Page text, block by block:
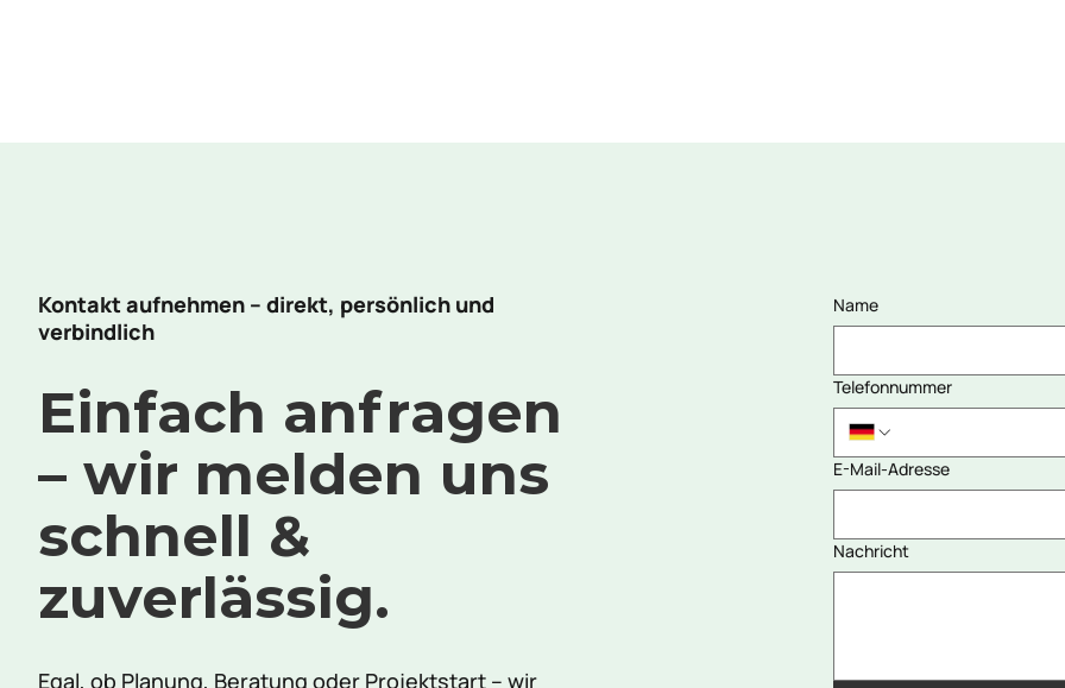
Kontakt aufnehmen – direkt, persönlich und
verbindlich
Einfach anfragen
– wir melden uns
schnell &
zuverlässig.
Egal, ob Planung, Beratung oder Projektstart – wir
Name
Telefonnummer
E-Mail-Adresse
Nachricht